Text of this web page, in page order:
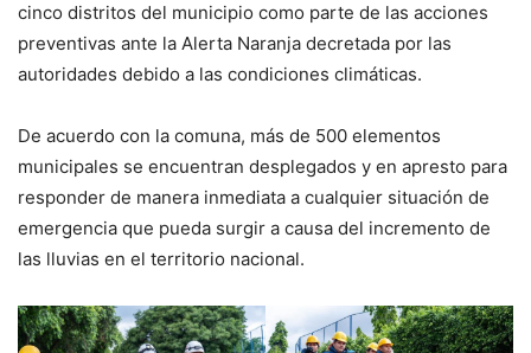
cinco distritos del municipio como parte de las acciones
preventivas ante la Alerta Naranja decretada por las
autoridades debido a las condiciones climáticas.
De acuerdo con la comuna, más de 500 elementos
municipales se encuentran desplegados y en apresto para
responder de manera inmediata a cualquier situación de
emergencia que pueda surgir a causa del incremento de
las lluvias en el territorio nacional.